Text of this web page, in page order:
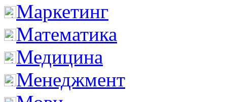
Маркетинг
Математика
Медицина
Менеджмент